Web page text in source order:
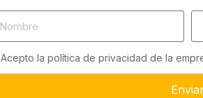
Acepto la política de privacidad de la